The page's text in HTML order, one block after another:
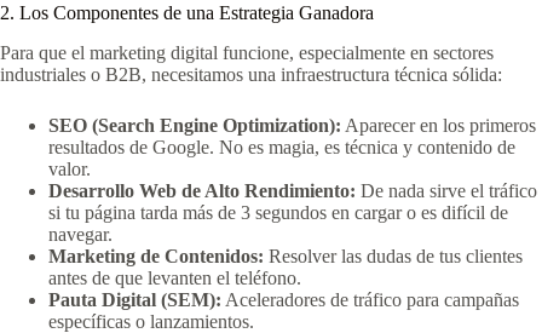
2. Los Componentes de una Estrategia Ganadora
Para que el marketing digital funcione, especialmente en sectores
industriales o B2B, necesitamos una infraestructura técnica sólida:
SEO (Search Engine Optimization): Aparecer en los primeros
resultados de Google. No es magia, es técnica y contenido de
valor.
Desarrollo Web de Alto Rendimiento: De nada sirve el tráfico
si tu página tarda más de 3 segundos en cargar o es difícil de
navegar.
Marketing de Contenidos: Resolver las dudas de tus clientes
antes de que levanten el teléfono.
Pauta Digital (SEM): Aceleradores de tráfico para campañas
específicas o lanzamientos.